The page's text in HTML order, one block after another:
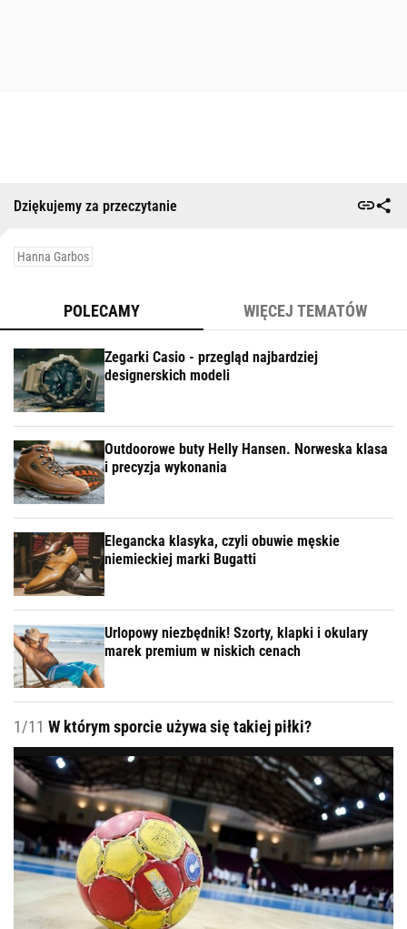
Dziękujemy za przeczytanie
Hanna Garbos
POLECAMY WIĘCEJ TEMATÓW
Zegarki Casio - przegląd najbardziej
designerskich modeli
Outdoorowe buty Helly Hansen. Norweska klasa
i precyzja wykonania
Elegancka klasyka, czyli obuwie męskie
niemieckiej marki Bugatti
Urlopowy niezbędnik! Szorty, klapki i okulary
marek premium w niskich cenach
1/11 W którym sporcie używa się takiej piłki?